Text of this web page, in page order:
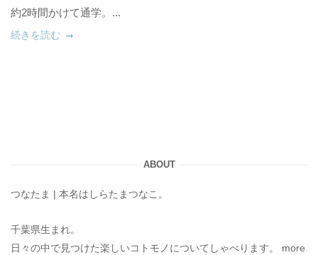
約2時間かけて通学。...
続きを読む
ABOUT
つなたま | 本名はしらたまつなこ。
千葉県生まれ。
日々の中で見つけた楽しいコトモノについてしゃべります。 more